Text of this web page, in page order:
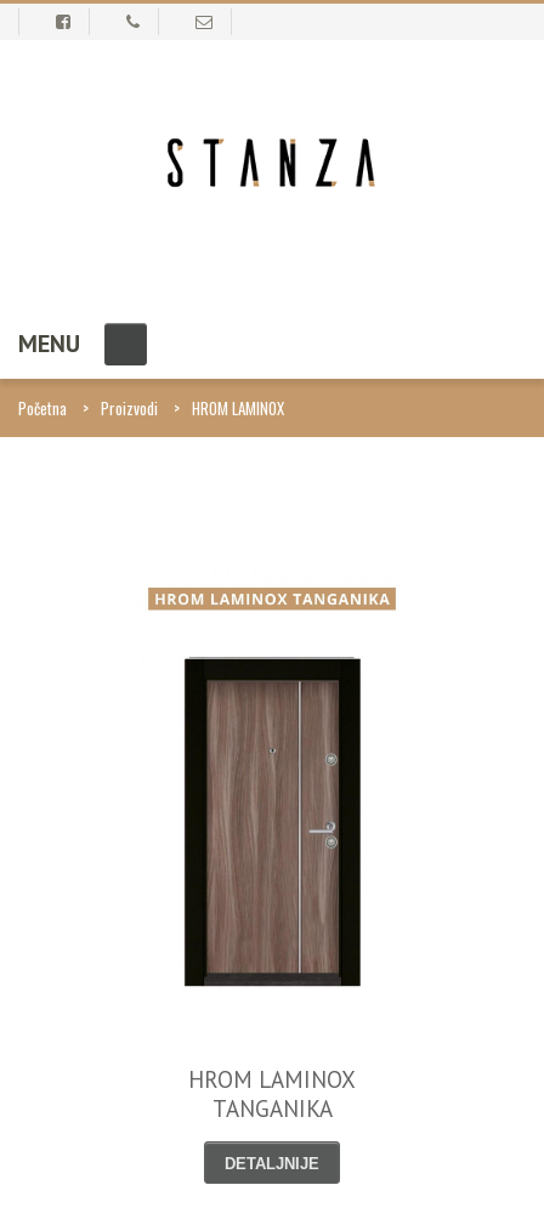
MENU
Početna Proizvodi HROM LAMINOX
HROM LAMINOX
TANGANIKA
DETALJNIJE